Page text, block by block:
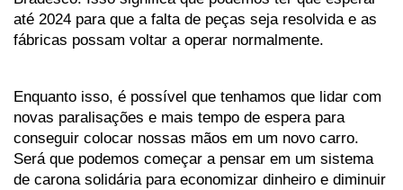
até 2024 para que a falta de peças seja resolvida e as
fábricas possam voltar a operar normalmente.
Enquanto isso, é possível que tenhamos que lidar com
novas paralisações e mais tempo de espera para
conseguir colocar nossas mãos em um novo carro.
Será que podemos começar a pensar em um sistema
de carona solidária para economizar dinheiro e diminuir